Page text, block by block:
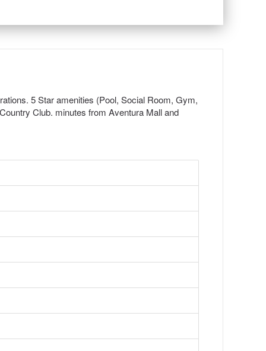
5 Star amenities (Pool, Social Room, Gym,
Club. minutes from Aventura Mall and